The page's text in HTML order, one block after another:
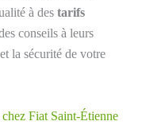
à des tarifs
conseils à leurs
la sécurité de votre
Fiat Saint-Étienne